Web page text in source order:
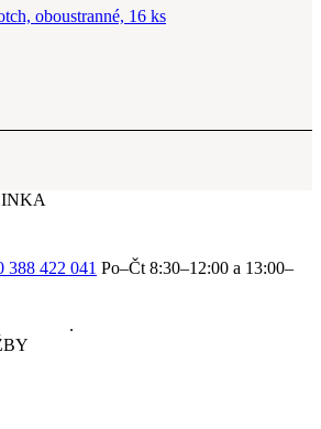
oboustranné, 16 ks
388 422 041 Po–Čt 8:30–12:00 a 13:00–
.